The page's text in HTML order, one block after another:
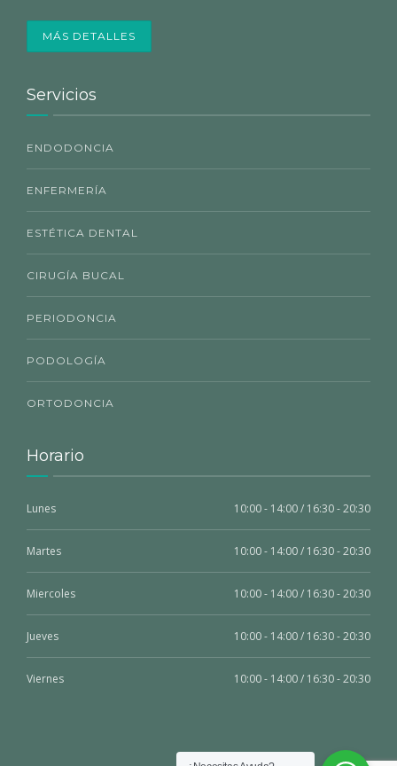
MÁS DETALLES
Servicios
ENDODONCIA
ENFERMERÍA
ESTÉTICA DENTAL
CIRUGÍA BUCAL
PERIODONCIA
PODOLOGÍA
ORTODONCIA
Horario
Lunes 10:00 - 14:00 / 16:30 - 20:30
Martes 10:00 - 14:00 / 16:30 - 20:30
Miercoles 10:00 - 14:00 / 16:30 - 20:30
Jueves 10:00 - 14:00 / 16:30 - 20:30
Viernes 10:00 - 14:00 / 16:30 - 20:30